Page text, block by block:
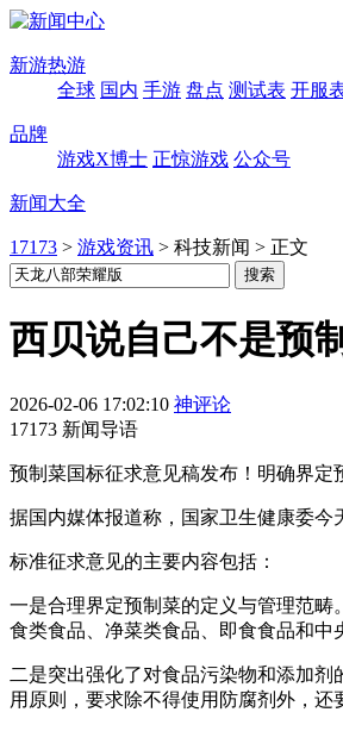
新游热游
全球 国内 手游 盘点 测试表 开服
品牌
游戏X博士 正惊游戏 公众号
新闻大全
17173 > 游戏资讯 > 科技新闻 > 正文
西贝说自己不是预
2026-02-06 17:02:10 神评论
17173 新闻导语
预制菜国标征求意见稿发布！明确界
据国内媒体报道称，国家卫生健康委今
标准征求意见的主要内容包括：
一是合理界定预制菜的定义与管理范
食类食品、净菜类食品、即食食品和中
二是突出强化了对食品污染物和添加
用原则，要求除不得使用防腐剂外，还